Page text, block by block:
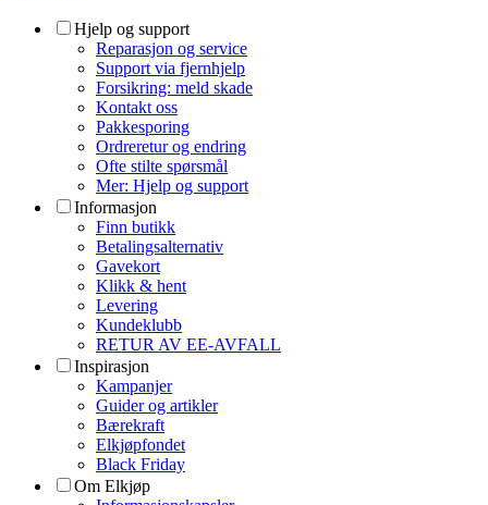
Hjelp og support
Reparasjon og service
Support via fjernhjelp
Forsikring: meld skade
Kontakt oss
Pakkesporing
Ordreretur og endring
Ofte stilte spørsmål
Mer: Hjelp og support
Informasjon
Finn butikk
Betalingsalternativ
Gavekort
Klikk & hent
Levering
Kundeklubb
RETUR AV EE-AVFALL
Inspirasjon
Kampanjer
Guider og artikler
Bærekraft
Elkjøpfondet
Black Friday
Om Elkjøp